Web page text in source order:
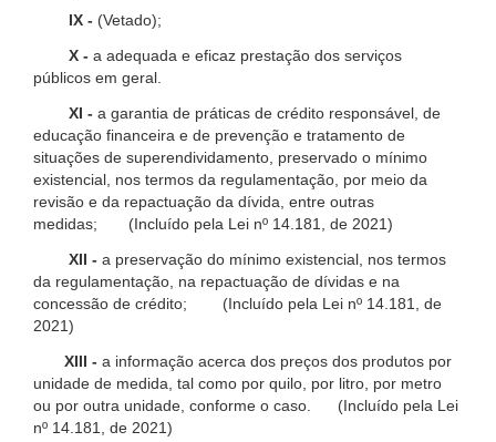
IX - (Vetado);
X - a adequada e eficaz prestação dos serviços
públicos em geral.
XI - a garantia de práticas de crédito responsável, de
educação financeira e de prevenção e tratamento de
situações de superendividamento, preservado o mínimo
existencial, nos termos da regulamentação, por meio da
revisão e da repactuação da dívida, entre outras
medidas; (Incluído pela Lei nº 14.181, de 2021)
XII - a preservação do mínimo existencial, nos termos
da regulamentação, na repactuação de dívidas e na
concessão de crédito; (Incluído pela Lei nº 14.181, de
2021)
XIII - a informação acerca dos preços dos produtos por
unidade de medida, tal como por quilo, por litro, por metro
ou por outra unidade, conforme o caso. (Incluído pela Lei
nº 14.181, de 2021)